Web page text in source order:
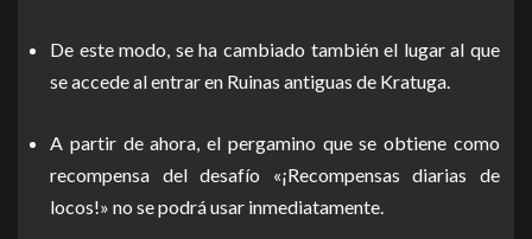
De este modo, se ha cambiado también el lugar al que
se accede al entrar en Ruinas antiguas de Kratuga.
A partir de ahora, el pergamino que se obtiene como
recompensa del desafío «¡Recompensas diarias de
locos!» no se podrá usar inmediatamente.